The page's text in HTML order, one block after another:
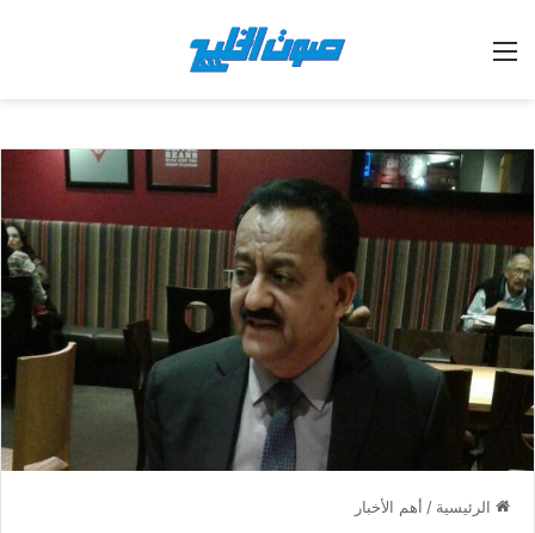
القائمة
الرئيسية / أهم الأخبار